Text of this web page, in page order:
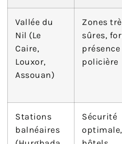
Vallée du
Nil (Le
Caire,
Louxor,
Assouan)
Zones
sûres,
présence
policière
Stations
balnéaires
Sécurité
optimale,